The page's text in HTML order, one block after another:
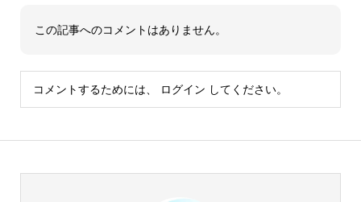
この記事へのコメントはありません。
コメントするためには、 ログイン してください。